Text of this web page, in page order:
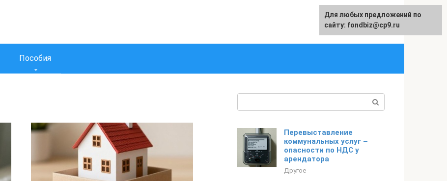
English
Пособия
Перевыставление
коммунальных услуг –
опасности по НДС у
арендатора
Другое
Для любых предложений по
сайту: fondbiz@cp9.ru